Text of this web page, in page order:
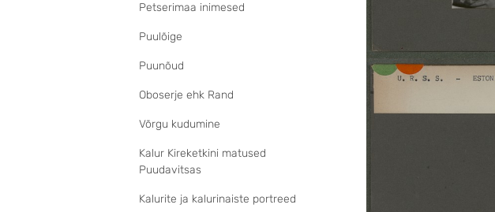
Petserimaa inimesed
Puulõige
Puunõud
Oboserje ehk Rand
Võrgu kudumine
Kalur Kireketkini matused
Puudavitsas
Kalurite ja kalurinaiste portreed